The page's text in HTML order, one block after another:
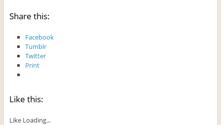
Share this:
Facebook
Tumblr
Twitter
Print
Like this:
Like Loading...